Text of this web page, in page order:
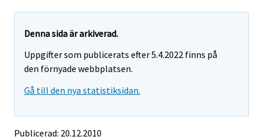
Denna sida är arkiverad.
Uppgifter som publicerats efter 5.4.2022 finns på
den förnyade webbplatsen.
Gå till den nya statistiksidan.
Publicerad: 20.12.2010